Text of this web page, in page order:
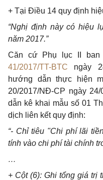
+ Tại Điều 14 quy định
“Nghị định này có hiệu
năm 2017.”
Căn cứ Phụ lục II ban
41/2017/TT-BTC ngày
hướng dẫn thực hiện
20/2017/NĐ-CP ngày
dẫn kê khai mẫu số 01
dịch liên kết quy định:
“- Chỉ tiêu "Chi phí lãi
tính vào chi phí tài chính
…
+ Cột (6): Ghi tổng giá trị